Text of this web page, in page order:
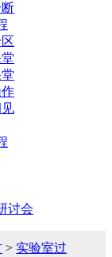
讨会
> 实验室过